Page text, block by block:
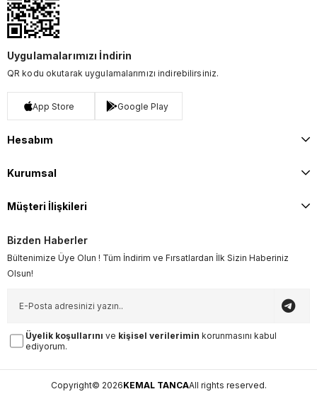
Uygulamalarımızı İndirin
QR kodu okutarak uygulamalarımızı indirebilirsiniz.
App Store Google Play
Hesabım
Kurumsal
Müşteri İlişkileri
Bizden Haberler
Bültenimize Üye Olun ! Tüm İndirim ve Fırsatlardan İlk Sizin Haberiniz
Olsun!
Üyelik koşullarını ve kişisel verilerimin korunmasını kabul
ediyorum.
Copyright© 2026KEMAL TANCAAll rights reserved.